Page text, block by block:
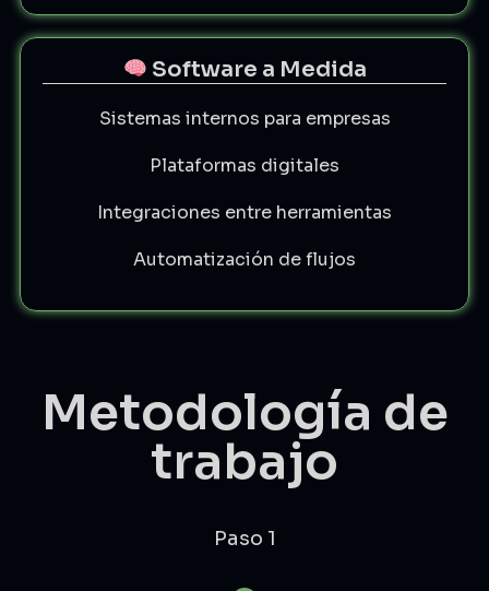
Software a Medida
Sistemas internos para empresas
Plataformas digitales
Integraciones entre herramientas
Automatización de flujos
Metodología de
trabajo
Paso 1